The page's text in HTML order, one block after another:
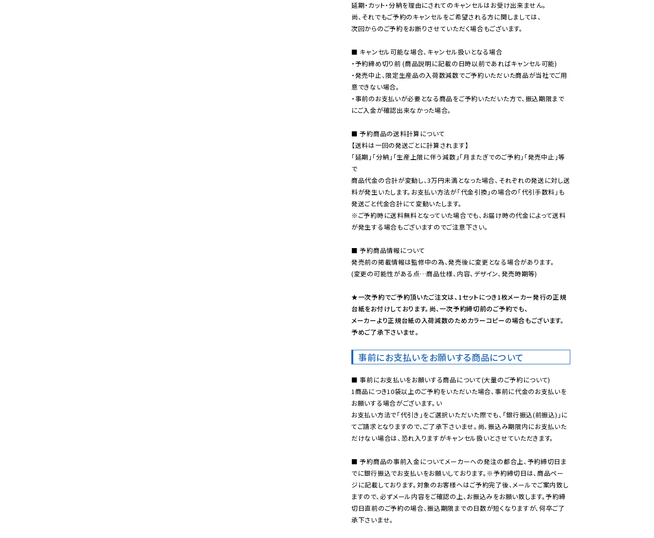
延期・カット・分納を理由にされてのキャンセルはお受け出来ません。
尚、それでもご予約のキャンセルをご希望される方に関しましては、
次回からのご予約をお断りさせていただく場合もございます。
■ キャンセル可能な場合、キャンセル扱いとなる場合
・予約締め切り前 (商品説明に記載の日時以前であればキャンセル可能)
・発売中止、限定生産品の入荷数減数でご予約いただいた商品が当社でご用
意できない場合。
・事前のお支払いが必要となる商品をご予約いただいた方で、振込期限まで
にご入金が確認出来なかった場合。
■ 予約商品の送料計算について
【送料は一回の発送ごとに計算されます】
「延期」「分納」「生産上限に伴う減数」「月またぎでのご予約」「発売中止」等
で
商品代金の合計が変動し、3万円未満となった場合、それぞれの発送に対し送
料が発生いたします。お支払い方法が「代金引換」の場合の「代引手数料」も
※ご予約時に送料無料となっていた場合でも、お届け時の代金によって送料
が発生する場合もございますのでご注意下さい。
■ 予約商品情報について
発売前の掲載情報は監修中の為、発売後に変更となる場合があります。
(変更の可能性がある点…商品仕様、内容、デザイン、発売時期等)
★一次予約でご予約頂いたご注文は、1セットにつき1枚メーカー発行の正規
台紙をお付けしております。尚、一次予約締切前のご予約でも、
メーカーより正規台紙の入荷減数のためカラーコピーの場合もございます。
予めご了承下さいませ。
事前にお支払いをお願いする商品について
■ 事前にお支払いをお願いする商品について(大量のご予約について)
1商品につき10袋以上のご予約をいただいた場合、事前に代金のお支払いを
お願いする場合がございます。い
お支払い方法で「代引き」をご選択いただいた際でも、「銀行振込(前振込)」に
てご請求となりますので、ご了承下さいませ。尚、振込み期限内にお支払いた
だけない場合は、恐れ入りますがキャンセル扱いとさせていただきます。
■ 予約商品の事前入金についてメーカーへの発注の都合上、予約締切日ま
でに銀行振込でお支払いをお願いしております。※予約締切日は、商品ペー
ジに記載しております。対象のお客様へはご予約完了後、メールでご案内致し
ますので、必ずメール内容をご確認の上、お振込みをお願い致します。予約締
切日直前のご予約の場合、振込期限までの日数が短くなりますが、何卒ご了
承下さいませ。